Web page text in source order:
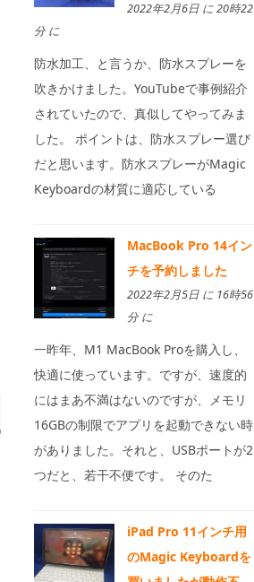
2022年2月6日 に 20時22
分 に
防水加工、と言うか、防水スプレーを
吹きかけました。YouTubeで事例紹介
されていたので、真似してやってみま
した。 ポイントは、防水スプレー選び
だと思います。防水スプレーがMagic
Keyboardの材質に適応している
MacBook Pro 14イン
チを予約しました
2022年2月5日 に 16時56
分 に
一昨年、M1 MacBook Proを購入し、
快適に使っています。ですが、速度的
にはまあ不満はないのですが、メモリ
16GBの制限でアプリを起動できない時
がありました。それと、USBポートが2
つだと、若干不便です。 そのた
iPad Pro 11インチ用
のMagic Keyboardを